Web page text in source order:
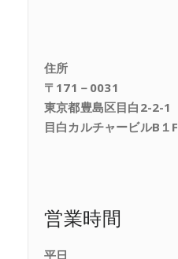
住所
〒171－0031
東京都豊島区目白2-2-1
目白カルチャービルB１F
営業時間
平日